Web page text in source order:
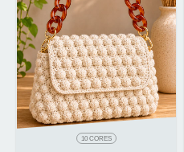
10 CORES